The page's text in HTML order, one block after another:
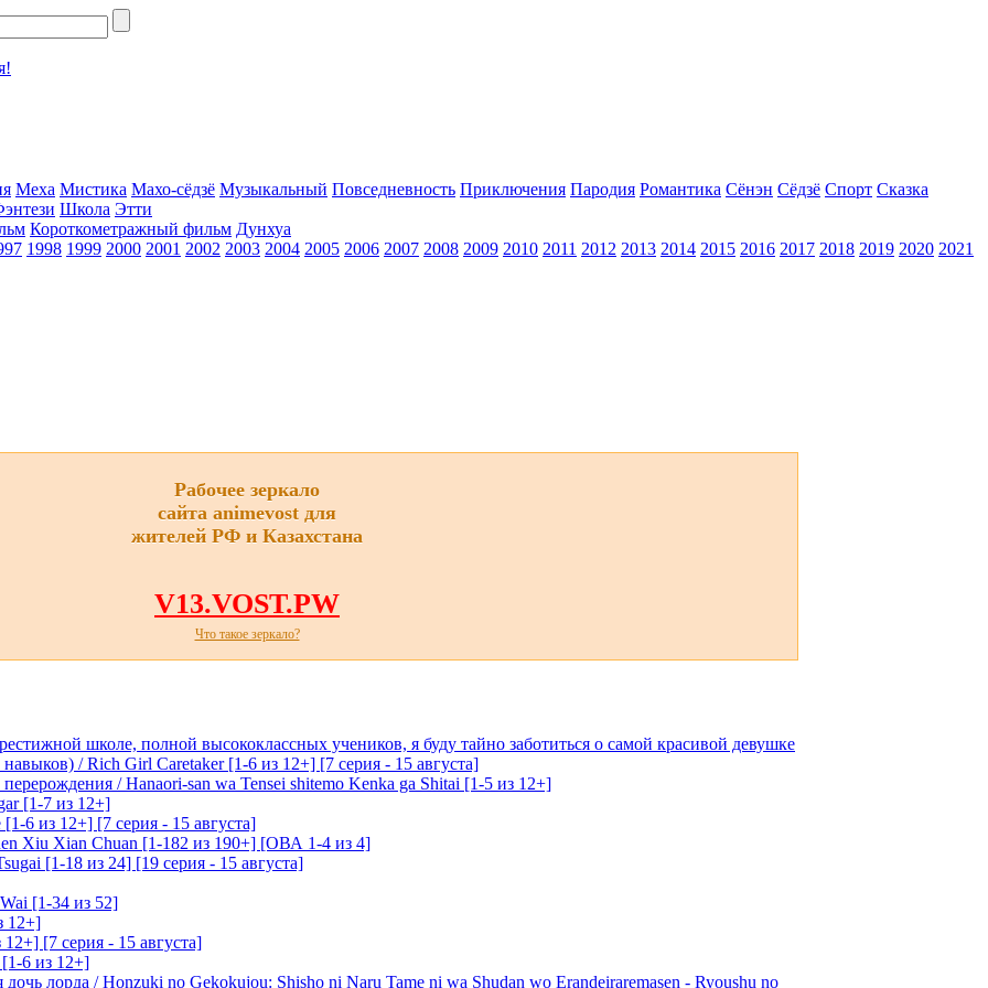
Меха Мистика Махо-сёдзё Музыкальный Повседневность Приключения Пародия Романтика Сёнэн Сёдзё Спорт Сказка
Школа Этти
Короткометражный фильм Дунхуа
1998 1999 2000 2001 2002 2003 2004 2005 2006 2007 2008 2009 2010 2011 2012 2013 2014 2015 2016 2017 2018 2019 2020 2021
Рабочее зеркало
сайта animevost для
жителей РФ и Казахстана
V13.VOST.PW
Что такое зеркало?
школе, полной высококлассных учеников, я буду тайно заботиться о самой красивой девушке
/ Rich Girl Caretaker [1-6 из 12+] [7 серия - 15 августа]
/ Hanaori-san wa Tensei shitemo Kenka ga Shitai [1-5 из 12+]
[1-7 из 12+]
6 из 12+] [7 серия - 15 августа]
Xiu Xian Chuan [1-182 из 190+] [ОВА 1-4 из 4]
[1-18 из 24] [19 серия - 15 августа]
[1-34 из 52]
12+]
[7 серия - 15 августа]
6 из 12+]
лорда / Honzuki no Gekokujou: Shisho ni Naru Tame ni wa Shudan wo Erandeiraremasen - Ryoushu no